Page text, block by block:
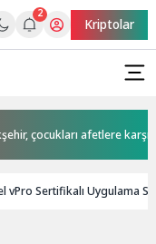
2
Kriptolar
çocukları afetlere karşı
vPro Sertifikalı Uygulama